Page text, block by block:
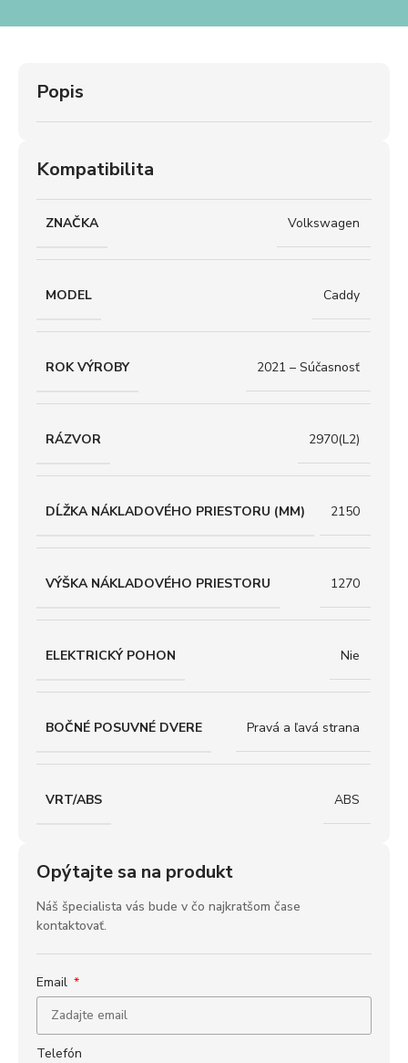
Popis
Kompatibilita
ZNAČKA Volkswagen
MODEL Caddy
ROK VÝROBY 2021 – Súčasnosť
RÁZVOR 2970(L2)
DĹŽKA NÁKLADOVÉHO PRIESTORU (MM) 2150
VÝŠKA NÁKLADOVÉHO PRIESTORU 1270
ELEKTRICKÝ POHON Nie
BOČNÉ POSUVNÉ DVERE Pravá a ľavá strana
VRT/ABS ABS
Opýtajte sa na produkt
Náš špecialista vás bude v čo najkratšom čase
kontaktovať.
Email
Telefón